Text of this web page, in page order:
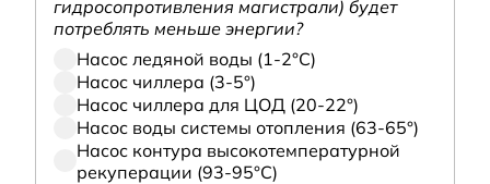
гидросопротивления магистрали) будет
потреблять меньше энергии?
Насос ледяной воды (1-2°С)
Насос чиллера (3-5°)
Насос чиллера для ЦОД (20-22°)
Насос воды системы отопления (63-65°)
Насос контура высокотемпературной
рекуперации (93-95°С)